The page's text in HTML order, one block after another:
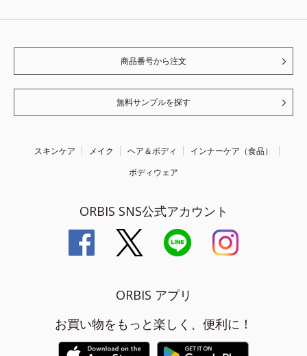
商品番号から注文
無料サンプルを探す
スキンケア メイク ヘア＆ボディ
インナーケア（食品）
ボディウェア
ORBIS SNS公式アカウント
ORBIS アプリ
お買い物をもっと楽しく、便利に！